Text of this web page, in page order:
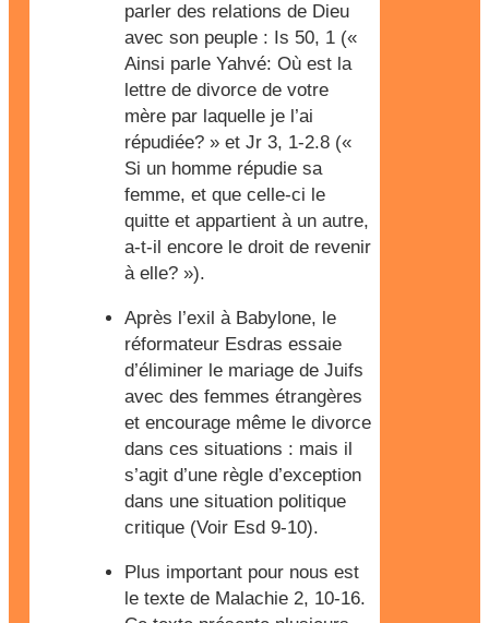
parler des relations de Dieu
avec son peuple : Is 50, 1 («
Ainsi parle Yahvé: Où est la
lettre de divorce de votre
mère par laquelle je l’ai
répudiée? » et Jr 3, 1-2.8 («
Si un homme répudie sa
femme, et que celle-ci le
quitte et appartient à un autre,
a-t-il encore le droit de revenir
à elle? »).
Après l’exil à Babylone, le
réformateur Esdras essaie
d’éliminer le mariage de Juifs
avec des femmes étrangères
et encourage même le divorce
dans ces situations : mais il
s’agit d’une règle d’exception
dans une situation politique
critique (Voir Esd 9-10).
Plus important pour nous est
le texte de Malachie 2, 10-16.